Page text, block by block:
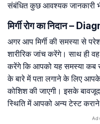
संबंधित कुछ आवश्यक जानकारी
मिर्गी रोग का निदान –
अगर आप मिर्गी की समस्या से
शारीरिक जांच करेंगे। साथ ही
करेंगे कि आपको यह समस्या कब
के बारे में पता लगाने के लिए आपके
कोशिश की जाएगी। इसके
स्थिति में आपको अन्य टेस्ट कराने